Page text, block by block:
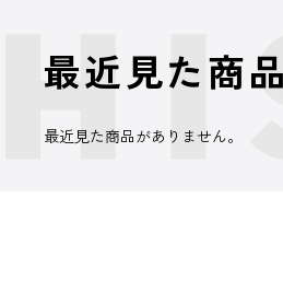
最近見た商品
最近見た商品がありません。